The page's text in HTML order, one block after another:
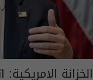
الخزانة